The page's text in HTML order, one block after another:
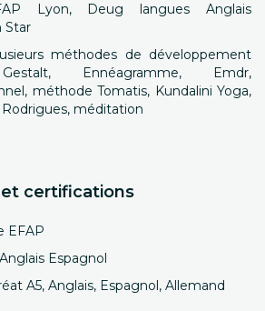
Lyon, Deug langues Anglais
Star
méthodes de développement
Ennéagramme, Emdr,
méthode Tomatis, Kundalini Yoga,
méditation
certifications
EFAP
Espagnol
A5, Anglais, Espagnol, Allemand